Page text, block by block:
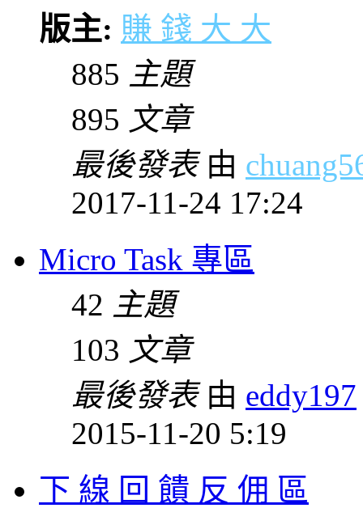
版主: 賺 錢 大 大
885 主題
895 文章
最後發表由
2017-11-24 17:24
Micro Task 專區
42 主題
103 文章
最後發表由 eddy197
2015-11-20 5:19
下 線 回 饋 反 佣 區